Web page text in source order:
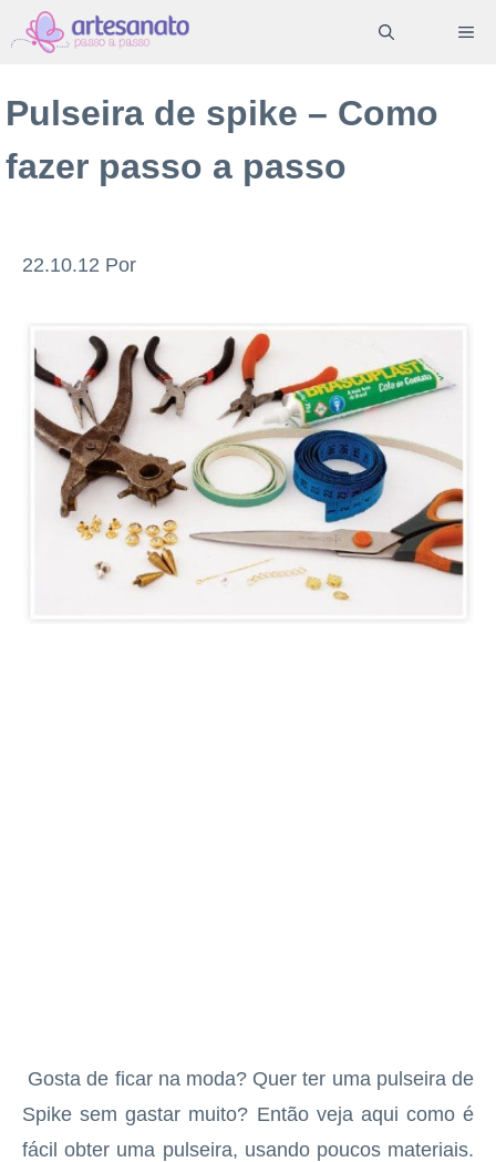
Pular
para
conteúdo
Pulseira de spike – Como
fazer passo a passo
22.10.12 Por
Gosta de ficar na moda? Quer ter uma pulseira de
Spike sem gastar muito? Então veja aqui como é
fácil obter uma pulseira, usando poucos materiais.